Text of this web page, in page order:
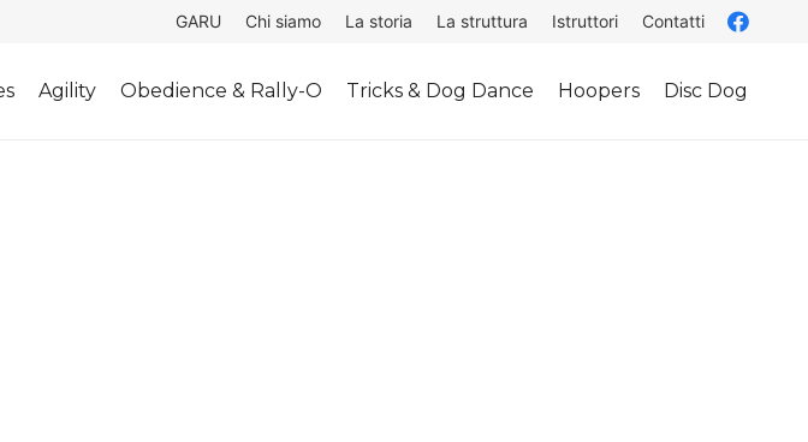
GARU Chi siamo La storia La struttura Istruttori Contatti
Agility Obedience & Rally-O Tricks & Dog Dance Hoopers Disc Dog